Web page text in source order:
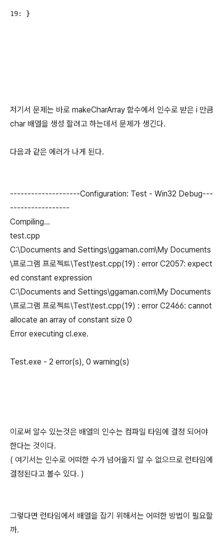
19: }
저기서 문제는 바로 makeCharArray 함수에서 인수로 받은 i 만큼
char 배열을 생성 할려고 하는데서 문제가 생긴다.
다음과 같은 에러가 나게 된다.
--------------------Configuration: Test - Win32 Debug---
-----------------
Compiling...
test.cpp
C:\Documents and Settings\ggaman.com\My Documents
\프로그램 프로젝트\Test\test.cpp(19) : error C2057: expect
ed constant expression
C:\Documents and Settings\ggaman.com\My Documents
\프로그램 프로젝트\Test\test.cpp(19) : error C2466: cannot
allocate an array of constant size 0
Error executing cl.exe.
Test.exe - 2 error(s), 0 warning(s)
이로써 알수 있는것은 배열의 인수는 컴파일 타임에 결정 되어야
한다는 것이다.
( 여기서는 인수로 어떠한 수가 넘어올지 알 수 없으므로 런타임에
결정된다고 볼수 있다. )
그렇다면 런타임에서 배열을 잡기 위해서는 어떠한 방법이 필요할
까.